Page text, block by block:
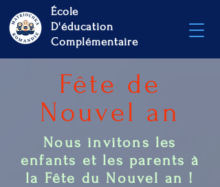
École
D'éducation
Complémentaire
Fête de
Nouvel an
Nous invitons les
enfants et les parents à
la Fête du Nouvel an !